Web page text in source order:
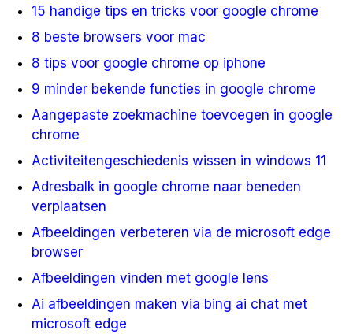
15 handige tips en tricks voor google chrome
8 beste browsers voor mac
8 tips voor google chrome op iphone
9 minder bekende functies in google chrome
Aangepaste zoekmachine toevoegen in google
chrome
Activiteitengeschiedenis wissen in windows 11
Adresbalk in google chrome naar beneden
verplaatsen
Afbeeldingen verbeteren via de microsoft edge
browser
Afbeeldingen vinden met google lens
Ai afbeeldingen maken via bing ai chat met
microsoft edge